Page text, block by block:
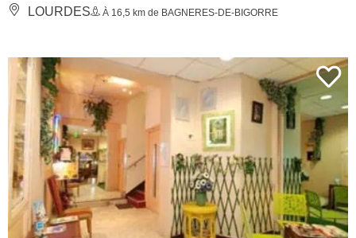
LOURDES À 16,5 km de BAGNERES-DE-BIGORRE